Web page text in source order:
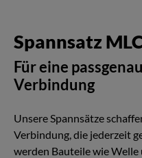
Spannsatz
Für eine
Verbindung
Unsere Spannsätze
Verbindung, die jederzeit
werden Bauteile wie